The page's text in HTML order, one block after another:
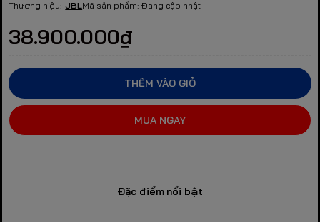
Thương hiệu: JBLMã sản phẩm: Đang cập nhật
38.900.000₫
THÊM VÀO GIỎ
MUA NGAY
Đặc điểm nổi bật